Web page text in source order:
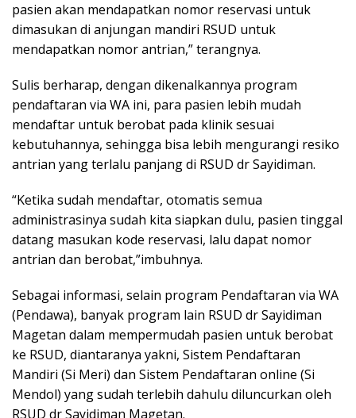
pasien akan mendapatkan nomor reservasi untuk
dimasukan di anjungan mandiri RSUD untuk
mendapatkan nomor antrian,” terangnya.
Sulis berharap, dengan dikenalkannya program
pendaftaran via WA ini, para pasien lebih mudah
mendaftar untuk berobat pada klinik sesuai
kebutuhannya, sehingga bisa lebih mengurangi resiko
antrian yang terlalu panjang di RSUD dr Sayidiman.
“Ketika sudah mendaftar, otomatis semua
administrasinya sudah kita siapkan dulu, pasien tinggal
datang masukan kode reservasi, lalu dapat nomor
antrian dan berobat,”imbuhnya.
Sebagai informasi, selain program Pendaftaran via WA
(Pendawa), banyak program lain RSUD dr Sayidiman
Magetan dalam mempermudah pasien untuk berobat
ke RSUD, diantaranya yakni, Sistem Pendaftaran
Mandiri (Si Meri) dan Sistem Pendaftaran online (Si
Mendol) yang sudah terlebih dahulu diluncurkan oleh
RSUD dr Sayidiman Magetan.